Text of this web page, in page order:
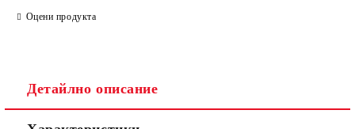
Оцени продукта
Детайлно описание